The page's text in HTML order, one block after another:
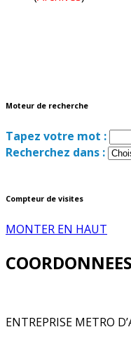
Moteur de recherche
Tapez votre mot :
Recherchez dans :
Compteur de visites
MONTER EN HAUT
ENTREPRISE METRO